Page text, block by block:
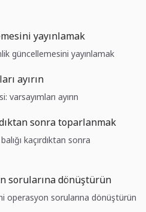
yayınlamak
güncellemesini yayınlamak
ayırın
ayırın
sonra toparlanmak
kaçırdıktan sonra
sorularına dönüştürün
operasyon sorularına dönüştürün